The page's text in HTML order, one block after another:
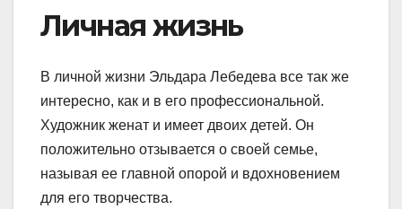
Личная жизнь
В личной жизни Эльдара Лебедева все так же
интересно, как и в его профессиональной.
Художник женат и имеет двоих детей. Он
положительно отзывается о своей семье,
называя ее главной опорой и вдохновением
для его творчества.